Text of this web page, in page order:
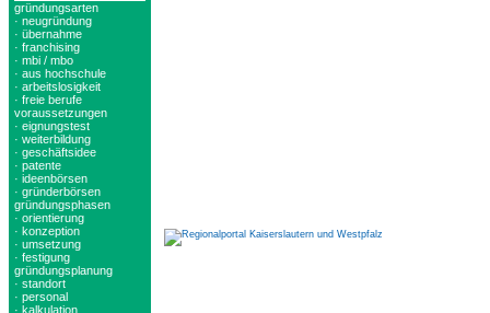
gründungsarten
· neugründung
· übernahme
· franchising
· mbi / mbo
· aus hochschule
· arbeitslosigkeit
· freie berufe
voraussetzungen
· eignungstest
· weiterbildung
· geschäftsidee
· patente
· ideenbörsen
· gründerbörsen
gründungsphasen
· orientierung
· konzeption
· umsetzung
· festigung
gründungsplanung
· standort
· personal
· kalkulation